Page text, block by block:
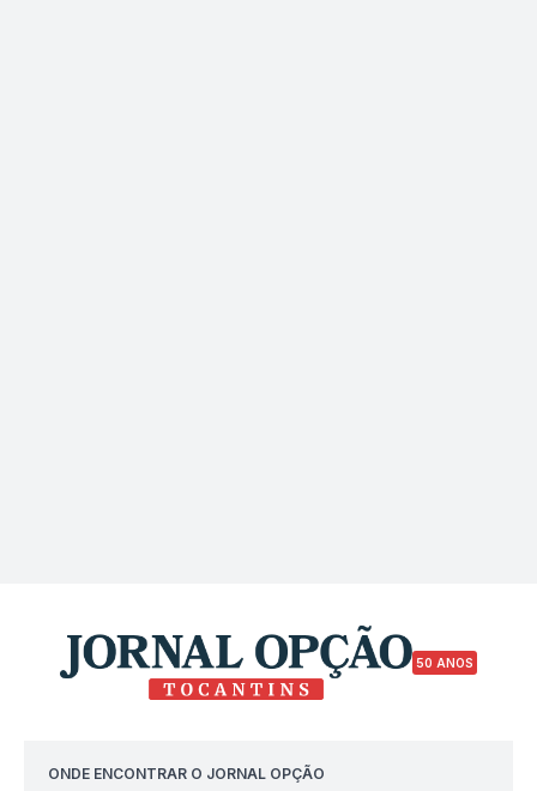
50 ANOS
ONDE ENCONTRAR O JORNAL OPÇÃO